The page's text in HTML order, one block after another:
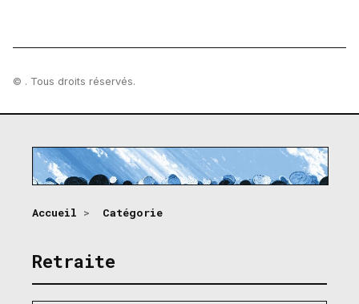
© . Tous droits réservés.
Accueil > Catégorie
Retraite